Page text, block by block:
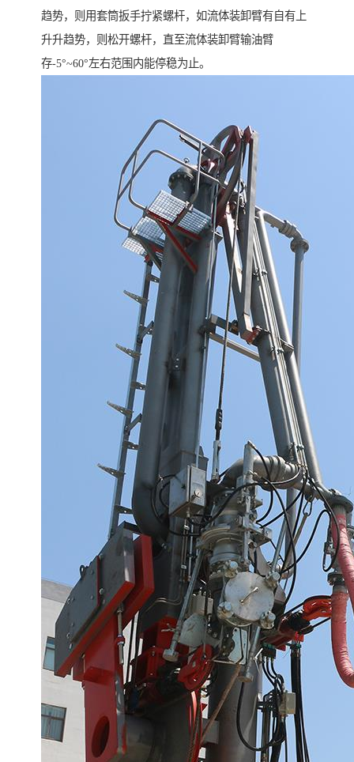
趋势，则用套筒扳手拧紧螺杆，如流体装卸臂有自有上
升升趋势，则松开螺杆，直至流体装卸臂输油臂
存-5°~60°左右范围内能停稳为止。